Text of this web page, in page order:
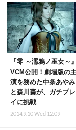
『零 ～濡鴉ノ巫女～
VCM公開！劇場版の
演を務めた中条あやみ
と森川葵が、ガチプレ
イに挑戦
2014.9.10 Wed 12:09